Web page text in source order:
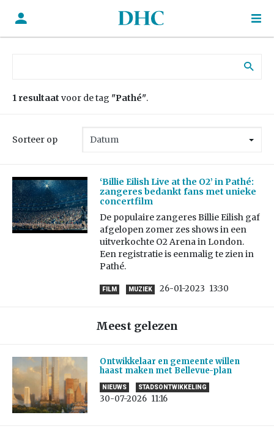
1 resultaat voor de tag "Pathé".
Sorteer op
‘Billie Eilish Live at the O2’ in Pathé:
zangeres bedankt fans met unieke
concertfilm
De populaire zangeres Billie Eilish gaf
afgelopen zomer zes shows in een
uitverkochte O2 Arena in London.
Een registratie is eenmalig te zien in
Pathé.
FILM MUZIEK 26-01-2023 13:30
Meest gelezen
Ontwikkelaar en gemeente willen
haast maken met Bellevue-plan
NIEUWS STADSONTWIKKELING
30-07-2026 11:16